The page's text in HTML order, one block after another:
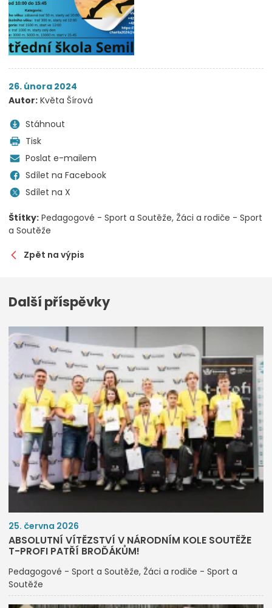
26. února 2024
Autor: Květa Šírová
Stáhnout
Tisk
Poslat e-mailem
Sdílet na Facebook
Sdílet na X
Štítky: Pedagogové - Sport a Soutěže Žáci a rodiče - Sport
a Soutěže
Zpět na výpis
Další příspěvky
25. června 2026
ABSOLUTNÍ VÍTĚZSTVÍ V NÁRODNÍM KOLE SOUTĚŽE
T-PROFI PATŘÍ BROĎÁKŮM!
Pedagogové - Sport a Soutěže Žáci a rodiče - Sport a
Soutěže